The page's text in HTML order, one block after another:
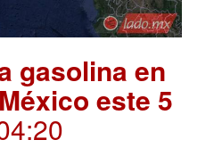
gasolina en
este 5